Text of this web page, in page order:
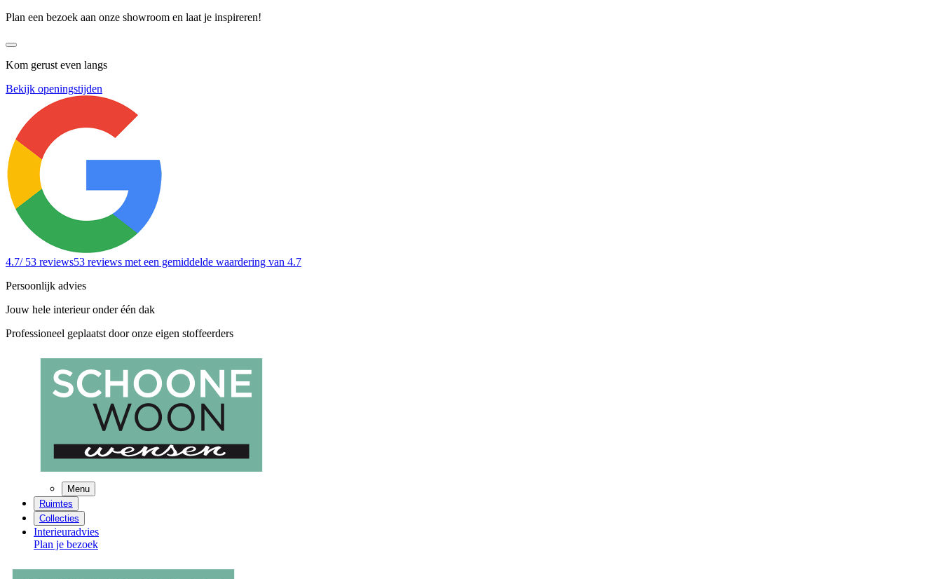
Plan een bezoek aan onze showroom en laat je inspireren!
Kom gerust even langs
Bekijk openingstijden
4.7/ 53 reviews53 reviews met een gemiddelde waardering van 4.7
Persoonlijk advies
Jouw hele interieur onder één dak
Professioneel geplaatst door onze eigen stoffeerders
Menu
Ruimtes
Collecties
Interieuradvies
Plan je bezoek